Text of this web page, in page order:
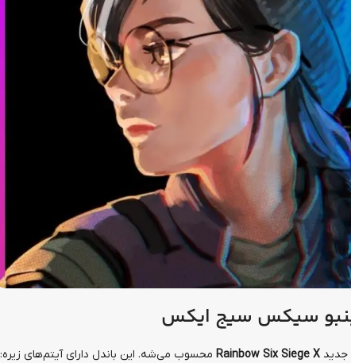
Rainbow Six Siege X محسوب می‌شه. این باندل دارای آیتم‌های زیره: